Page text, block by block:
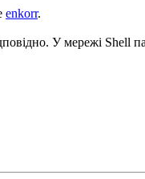
enkorr.
У мережі Shell